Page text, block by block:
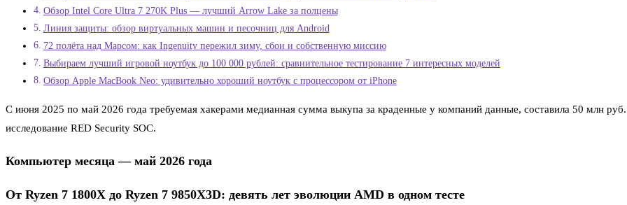
Обзор Intel Core Ultra 7 270K Plus — лучший Arrow Lake за полцены
Линия защиты: обзор виртуальных машин и песочниц для Android
72 полёта над Марсом: как Ingenuity пережил зиму, сбои и собственную миссию
Выбираем лучший игровой ноутбук до 100 000 рублей: сравнительное тестирование 7 интересных моделей
Обзор Apple MacBook Neo: удивительно хороший ноутбук с процессором от iPhone
С июня 2025 по май 2026 года требуемая хакерами медианная сумма выкупа за краденные у компаний данные, составила 50 млн
исследование RED Security SOC.
Компьютер месяца — май 2026 года
От Ryzen 7 1800X до Ryzen 7 9850X3D: девять лет эволюции AMD в одном тесте